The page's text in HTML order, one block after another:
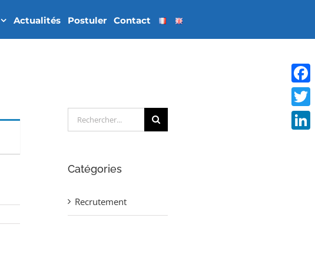
Actualités Postuler Contact
Rechercher:
Catégories
Recrutement